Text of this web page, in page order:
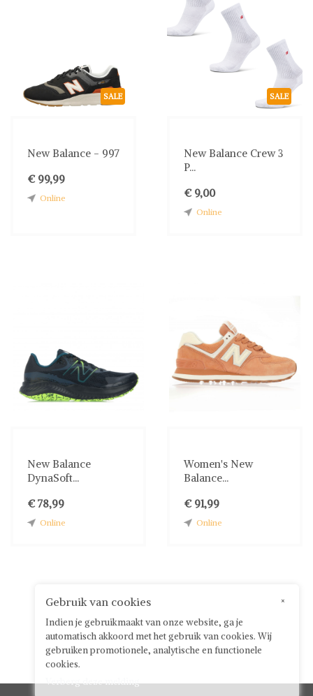
SALE
New Balance - 997
€ 99,99
Online
SALE
New Balance Crew 3
P...
€ 9,00
Online
New Balance
DynaSoft...
€ 78,99
Online
Women's New
Balance...
€ 91,99
Online
×
Gebruik van cookies
Indien je gebruikmaakt van onze website, ga je
automatisch akkoord met het gebruik van cookies. Wij
gebruiken promotionele, analytische en functionele
cookies.
Verberg deze melding